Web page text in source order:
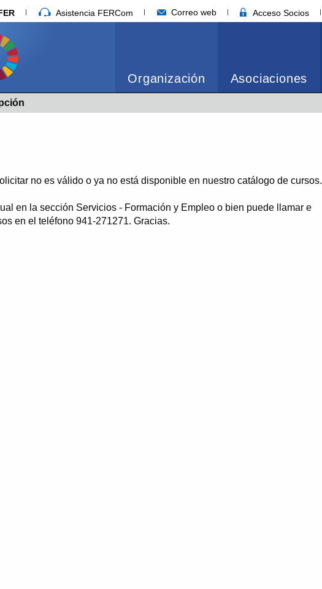
Asistencia FERCom Correo web Acceso Socios
Organización Asociaciones
no es válido o ya no está disponible en nuestro catálogo de cursos.
en la sección Servicios - Formación y Empleo o bien puede llamar e
en el teléfono 941-271271. Gracias.